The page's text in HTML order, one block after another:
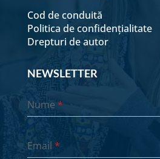
Cod de conduită
Politica de confidențialitate
Drepturi de autor
NEWSLETTER
Nume*
Email *